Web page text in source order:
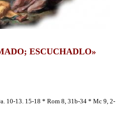
ESCUCHADLO»
10-13. 15-18 * Rom 8, 31b-34 * Mc 9, 2-